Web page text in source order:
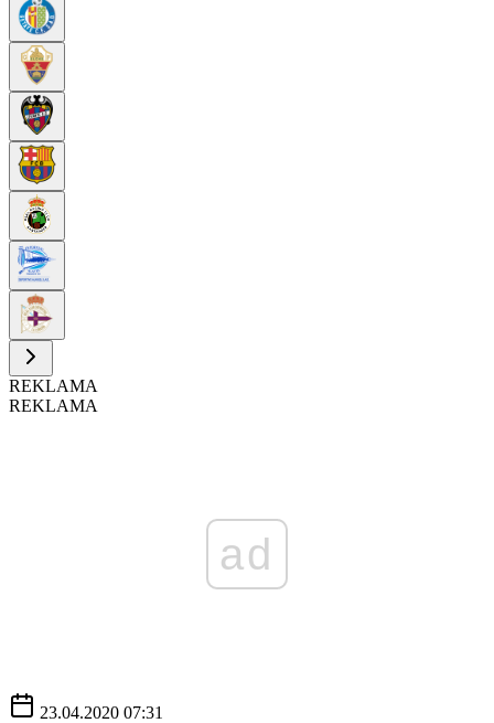
REKLAMA
REKLAMA
ad
23.04.2020 07:31